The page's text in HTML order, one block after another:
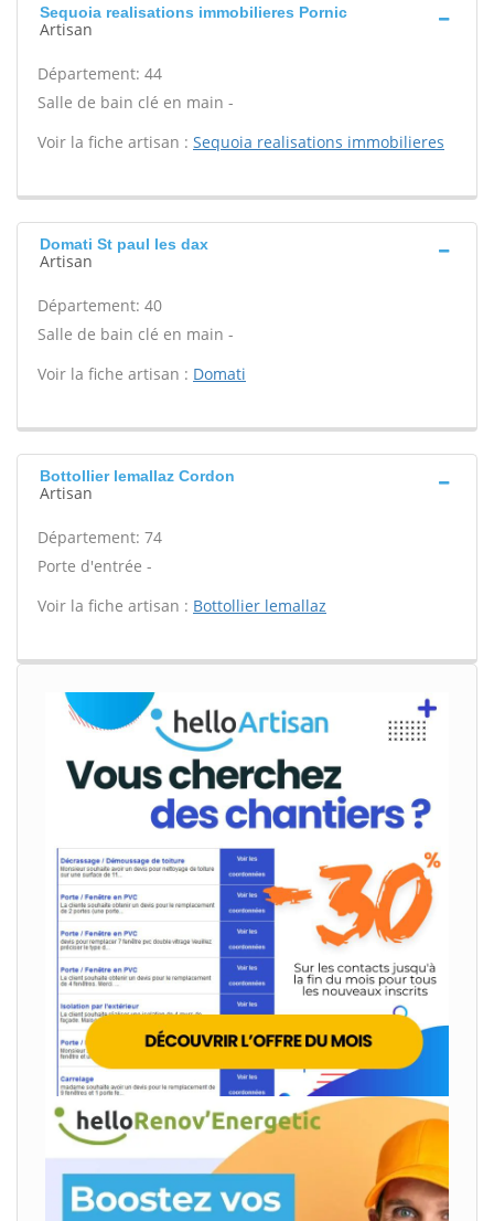
Sequoia realisations immobilieres Pornic
Artisan
Département: 44
Salle de bain clé en main -
Voir la fiche artisan : Sequoia realisations immobilieres
Domati St paul les dax
Artisan
Département: 40
Salle de bain clé en main -
Voir la fiche artisan : Domati
Bottollier lemallaz Cordon
Artisan
Département: 74
Porte d'entrée -
Voir la fiche artisan : Bottollier lemallaz